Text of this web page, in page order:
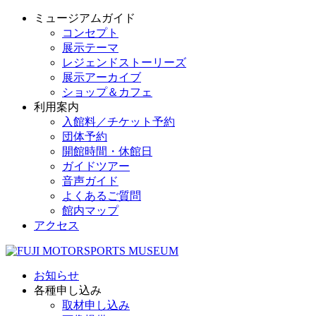
ミュージアムガイド
コンセプト
展示テーマ
レジェンドストーリーズ
展示アーカイブ
ショップ＆カフェ
利用案内
入館料／チケット予約
団体予約
開館時間・休館日
ガイドツアー
音声ガイド
よくあるご質問
館内マップ
アクセス
お知らせ
各種申し込み
取材申し込み